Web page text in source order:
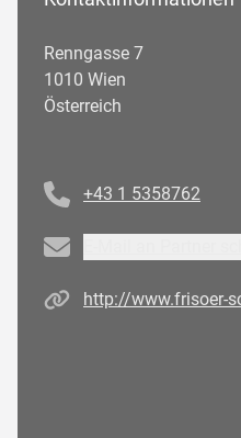
Renngasse 7
1010 Wien
Österreich
+43 1 5358762
Email
Homepagehttp://www.frisoer-